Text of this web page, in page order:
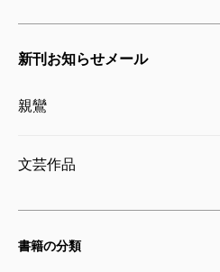
新刊お知らせメール
親鸞
文芸作品
書籍の分類